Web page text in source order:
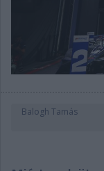
Balogh Tamás